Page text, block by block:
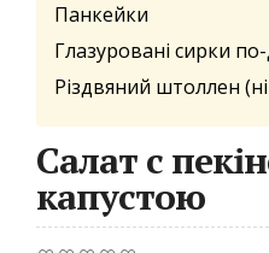
Панкейки
Глазуровані сирки
Різдвяний штоллен
Салат c
капустою